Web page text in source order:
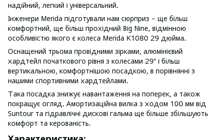
надійний, легкий і універсальний.
Інженери Merida підготували нам сюрприз - ще більш
комфортний, ще більш прохідний Big Nine, відмінною
особливістю якого є колеса Merida K1080 29 дюйма.
Оснащений трьома провідними зірками, алюмінієвий
хардтейл початкового рівня з колесами 29" і більш
вертикальною, комфортнішою посадкою, в порівнянні з
нашими спортивними хардтейлами.
Така посадка знижує навантаження на поперек, а також
покращує огляд. Амортизаційна вилка з ходом 100 мм від
Suntour та гідравлічні дискові гальма ще більше збільшують
комфорт та керованість.